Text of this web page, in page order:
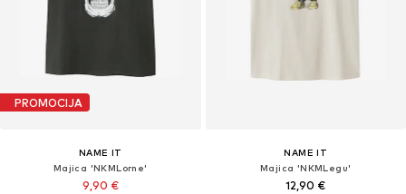
PROMOCIJA
NAME IT
Majica 'NKMLorne'
9,90 €
NAME IT
Majica 'NKMLegu'
12,90 €